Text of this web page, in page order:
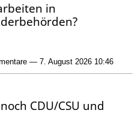
in
— 7. August 2026 10:46
CDU/CSU und